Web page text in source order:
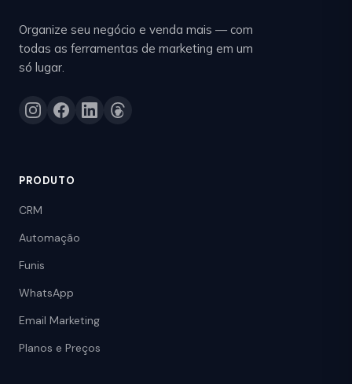
Organize seu negócio e venda mais — com
todas as ferramentas de marketing em um
só lugar.
PRODUTO
CRM
Automação
Funis
WhatsApp
Email Marketing
Planos e Preços